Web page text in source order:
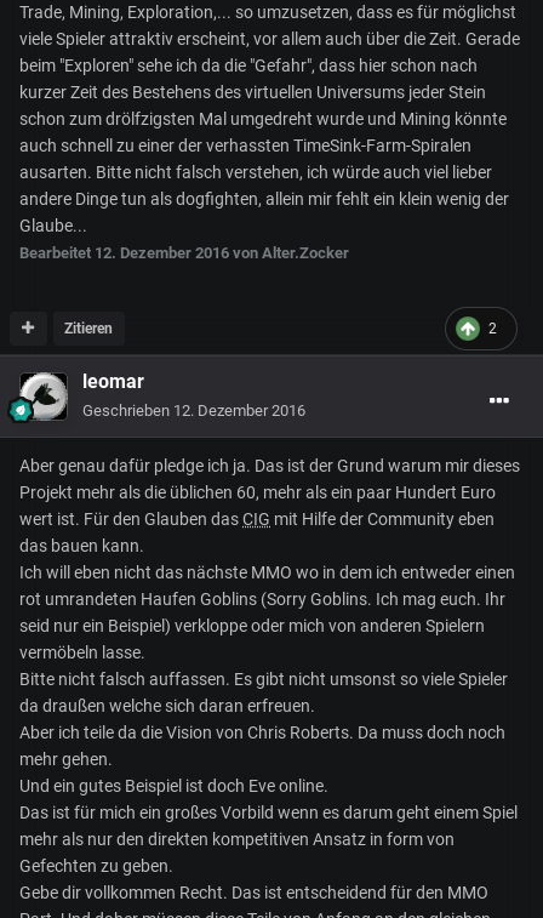
Trade, Mining, Exploration,... so umzusetzen, dass es für möglichst
viele Spieler attraktiv erscheint, vor allem auch über die Zeit. Gerade
beim "Exploren" sehe ich da die "Gefahr", dass hier schon nach
kurzer Zeit des Bestehens des virtuellen Universums jeder Stein
schon zum drölfzigsten Mal umgedreht wurde und Mining könnte
auch schnell zu einer der verhassten TimeSink-Farm-Spiralen
ausarten. Bitte nicht falsch verstehen, ich würde auch viel lieber
andere Dinge tun als dogfighten, allein mir fehlt ein klein wenig der
Glaube...
Bearbeitet 12. Dezember 2016 von Alter.Zocker
2
Zitieren
leomar
Geschrieben 12. Dezember 2016
Aber genau dafür pledge ich ja. Das ist der Grund warum mir dieses
Projekt mehr als die üblichen 60, mehr als ein paar Hundert Euro
wert ist. Für den Glauben dasCIG mit Hilfe der Community eben
das bauen kann.
Ich will eben nicht das nächste MMO wo in dem ich entweder einen
rot umrandeten Haufen Goblins (Sorry Goblins. Ich mag euch. Ihr
seid nur ein Beispiel) verkloppe oder mich von anderen Spielern
vermöbeln lasse.
Bitte nicht falsch auffassen. Es gibt nicht umsonst so viele Spieler
da draußen welche sich daran erfreuen.
Aber ich teile da die Vision von Chris Roberts. Da muss doch noch
mehr gehen.
Und ein gutes Beispiel ist doch Eve online.
Das ist für mich ein großes Vorbild wenn es darum geht einem Spiel
mehr als nur den direkten kompetitiven Ansatz in form von
Gefechten zu geben.
Gebe dir vollkommen Recht. Das ist entscheidend für den MMO